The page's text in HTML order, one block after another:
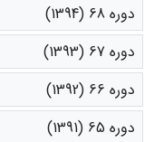
دوره 68 (1394)
دوره 67 (1393)
دوره 66 (1392)
دوره 65 (1391)